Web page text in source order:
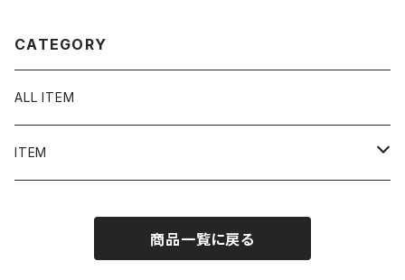
CATEGORY
ALL ITEM
ITEM
シャツ／ブラウス
商品一覧に戻る